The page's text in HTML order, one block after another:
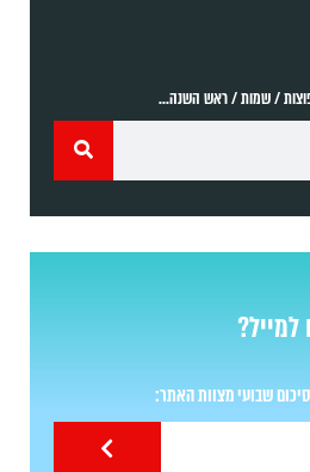
/ שמות / ראש השנה...
שבועי מצוות האתר: